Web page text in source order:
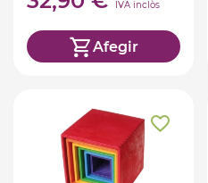
IVA inclòs
Afegir